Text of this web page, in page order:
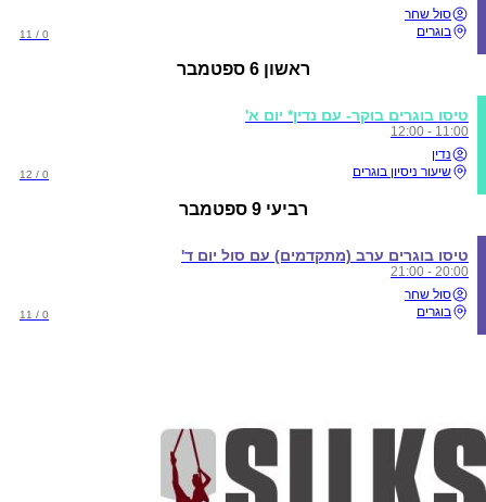
סול שחר
בוגרים
0 / 11
ראשון 6 ספטמבר
טיסו בוגרים בוקר- עם נדין* יום א'
11:00 - 12:00
נדין
שיעור ניסיון בוגרים
0 / 12
רביעי 9 ספטמבר
טיסו בוגרים ערב (מתקדמים) עם סול יום ד'
20:00 - 21:00
סול שחר
בוגרים
0 / 11